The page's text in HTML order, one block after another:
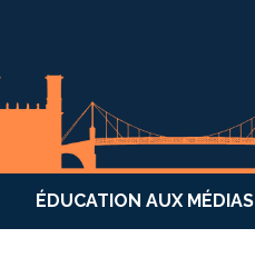
ÉDUCATION AUX MÉDIAS